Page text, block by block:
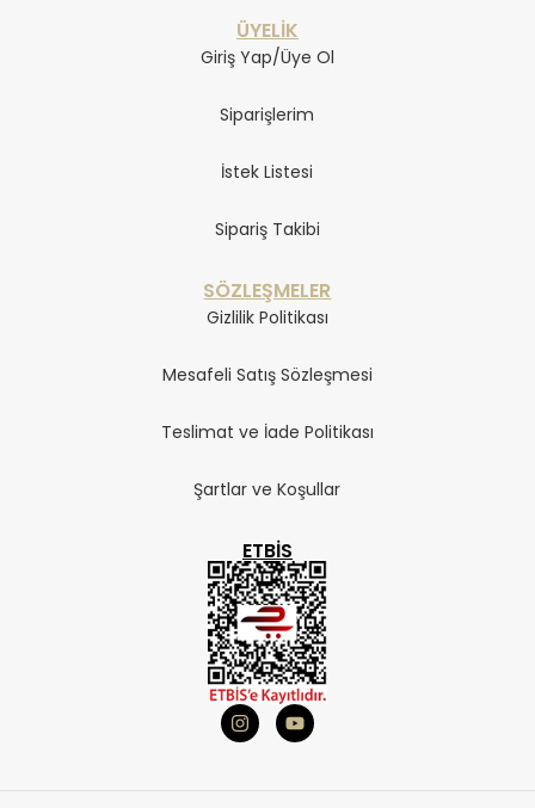
ÜYELİK
Giriş Yap/Üye Ol
Siparişlerim
İstek Listesi
Sipariş Takibi
SÖZLEŞMELER
Gizlilik Politikası
Mesafeli Satış Sözleşmesi
Teslimat ve İade Politikası
Şartlar ve Koşullar
ETBIS